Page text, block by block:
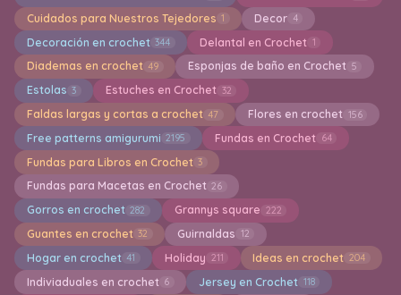
Cuidados para Nuestros Tejedores 1 Decor 4
Decoración en crochet 344 Delantal en Crochet 1
Diademas en crochet 49 Esponjas de baño en Crochet 5
Estolas 3 Estuches en Crochet 32
Faldas largas y cortas a crochet 47 Flores en crochet 156
Free patterns amigurumi 2195 Fundas en Crochet 64
Fundas para Libros en Crochet 3
Fundas para Macetas en Crochet 26
Gorros en crochet 282 Grannys square 222
Guantes en crochet 32 Guirnaldas 12
Hogar en crochet 41 Holiday 211 Ideas en crochet 204
Indiviaduales en crochet 6 Jersey en Crochet 118